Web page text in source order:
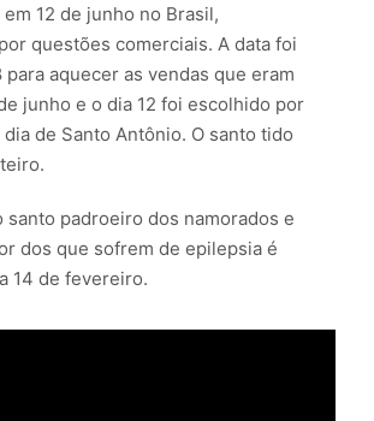
12 de junho no Brasil,
questões comerciais. A data foi
para aquecer as vendas que eram
junho e o dia 12 foi escolhido por
de Santo Antônio. O santo tido
santo padroeiro dos namorados e
dos que sofrem de epilepsia é
14 de fevereiro.